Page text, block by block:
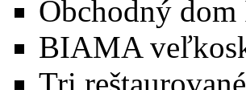
Obchodný
BIAMA
Tri